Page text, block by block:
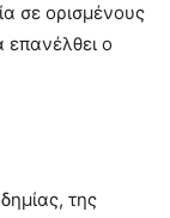
σε ορισμένους
επανέλθει ο
της